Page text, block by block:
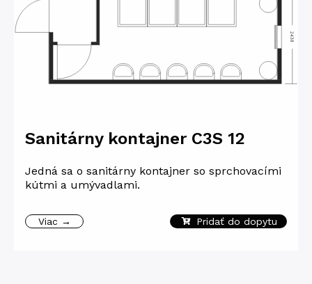
Sanitárny kontajner C3S 12
Jedná sa o sanitárny kontajner so sprchovacími
kútmi a umývadlami.
Viac → Pridať do dopytu